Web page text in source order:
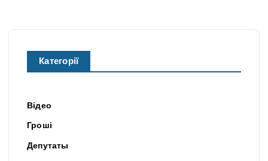
Категорії
Відео
Гроші
Депутаты